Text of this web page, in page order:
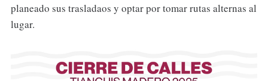
planeado sus trasladaos y optar por tomar rutas alternas al
lugar.